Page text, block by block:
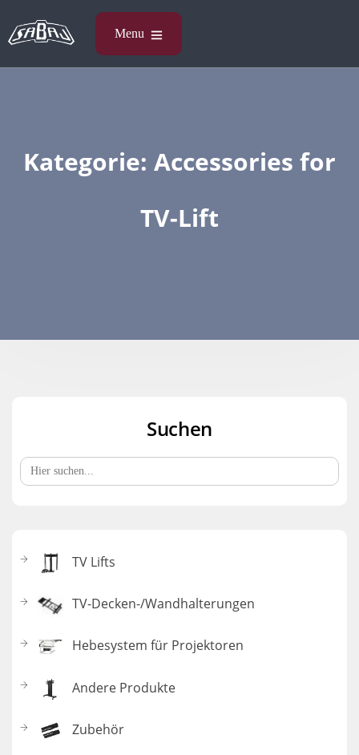
Kategorie: Accessories​ for
TV-Lift
Suchen
Search
for:
TV Lifts
TV-Decken-/Wandhalterungen
Hebesystem für Projektoren
Andere Produkte
Zubehör